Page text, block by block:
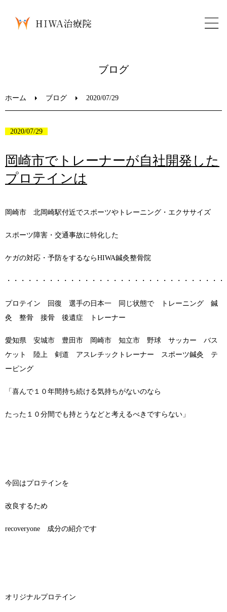
LINEお問い合わせ
ブログ
ホーム ブログ 2020/07/29
2020/07/29
岡崎市でトレーナーが自社開発した
プロテインは
岡崎市 北岡崎駅付近でスポーツやトレーニング・エクササイズ
スポーツ障害・交通事故に特化した
ケガの対応・予防をするならHIWA鍼灸整骨院
・・・・・・・・・・・・・・・・・・・・・・・・・・・・・・
プロテイン 回復 選手の日本一 同じ状態で トレーニング 鍼
灸 整骨 接骨 後遺症 トレーナー
愛知県 安城市 豊田市 岡崎市 知立市 野球 サッカー バス
ケット 陸上 剣道 アスレチックトレーナー スポーツ鍼灸 テ
ーピング
「喜んで１０年間持ち続ける気持ちがないのなら
たった１０分間でも持とうなどと考えるべきですらない」
今回はプロテインを
改良するため
recoveryone 成分の紹介です
オリジナルプロテイン